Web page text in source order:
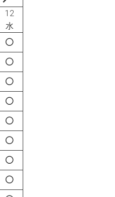
12
水